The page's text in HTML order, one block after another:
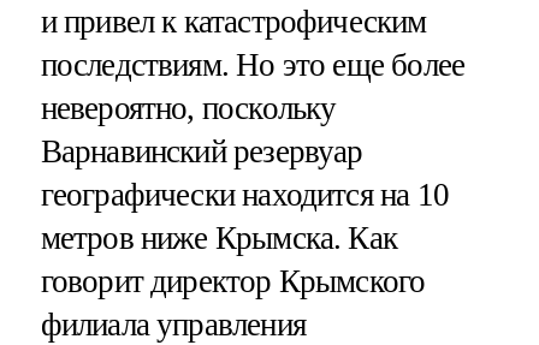
и привел к катастрофическим
последствиям. Но это еще более
невероятно, поскольку
Варнавинский резервуар
географически находится на 10
метров ниже Крымска. Как
говорит директор Крымского
филиала управления